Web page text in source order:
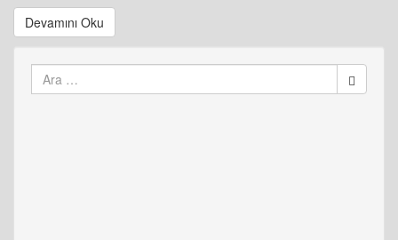
Devamını Oku
Arama
yap: